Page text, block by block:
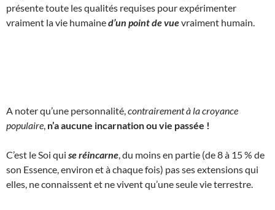
présente toute les qualités requises pour expérimenter
vraiment la vie humained’un point de vuevraiment humain.
A noter qu’une personnalité, contrairement à la croyance
populaire n’a aucune incarnation ou vie passée !
C’est le Soi qui se réincarne , du moins en partie (de 8 à 15 % de
son Essence, environ et à chaque fois) pas ses extensions qui
elles, ne connaissent et ne vivent qu’une seule vie terrestre.